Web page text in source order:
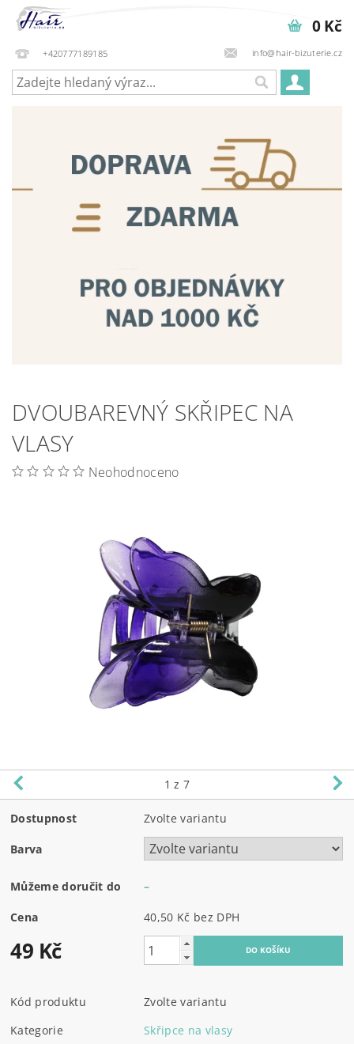
+420777189185 info@hair-bizuterie.cz
0 Kč
DVOUBAREVNÝ SKŘIPEC NA
VLASY
Neohodnoceno
1 z 7
Dostupnost Zvolte variantu
Barva
Můžeme doručit do –
Cena 40,50 Kč bez DPH
49 Kč
Kód produktu
Zvolte variantu
Kategorie
Skřipce na vlasy